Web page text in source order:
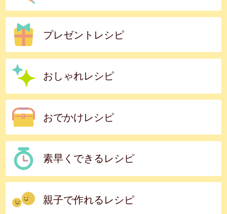
プレゼントレシピ
おしゃれレシピ
おでかけレシピ
素早くできるレシピ
親子で作れるレシピ